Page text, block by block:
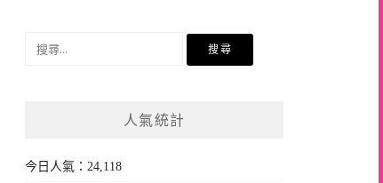
人氣統計
今日人氣：24,118